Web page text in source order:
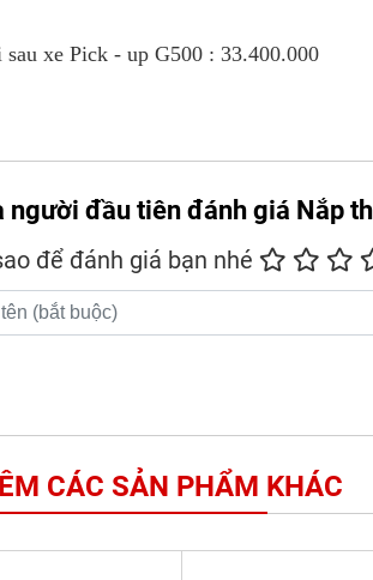
xe Pick - up G500 : 33.400.000
người đầu tiên đánh giá Nắp
để đánh giá bạn nhé
CÁC SẢN PHẨM KHÁC